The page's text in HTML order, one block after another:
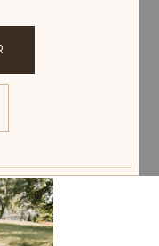
une clef
»